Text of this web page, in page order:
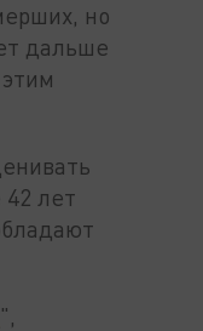
но
дальше
лет
",